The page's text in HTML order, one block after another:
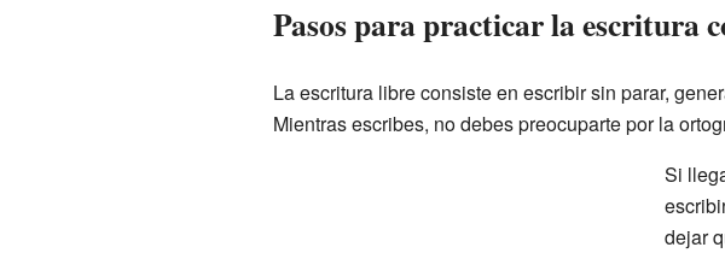
Pasos para practicar la escritura
La escritura libre consiste en escribir sin parar,
Mientras escribes, no debes preocuparte por la
Si
dejar